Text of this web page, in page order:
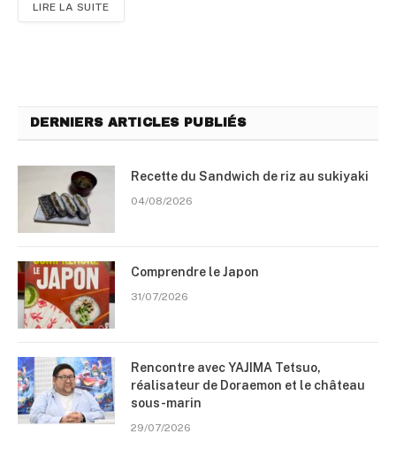
LIRE LA SUITE
DERNIERS ARTICLES PUBLIÉS
Recette du Sandwich de riz au sukiyaki
04/08/2026
Comprendre le Japon
31/07/2026
Rencontre avec YAJIMA Tetsuo,
réalisateur de Doraemon et le château
sous-marin
29/07/2026